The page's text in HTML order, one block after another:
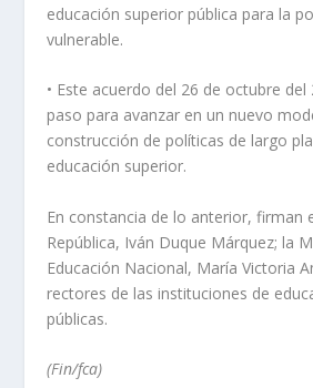
educación superior pública para la
vulnerable.
• Este acuerdo del 26 de octubre
paso para avanzar en un nuevo
construcción de políticas de largo
educación superior.
En constancia de lo anterior, firman
República, Iván Duque Márquez; la
Educación Nacional, María Victoria
rectores de las instituciones de
públicas.
(Fin/fca)